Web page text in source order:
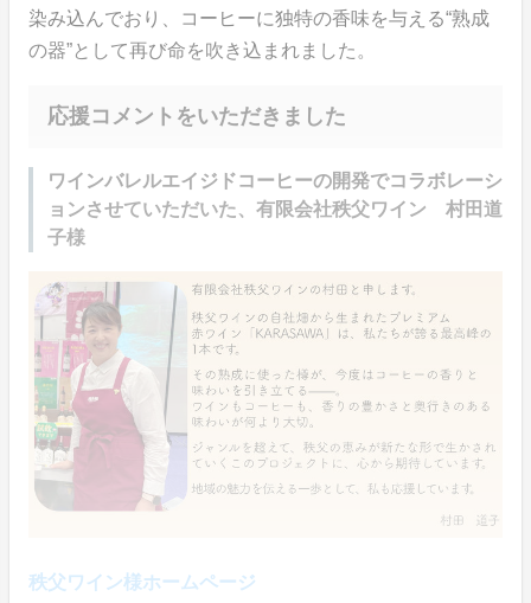
染み込んでおり、コーヒーに独特の香味を与える“熟成
の器”として再び命を吹き込まれました。
応援コメントをいただきました
ワインバレルエイジドコーヒーの開発でコラボレーシ
ョンさせていただいた、有限会社秩父ワイン 村田道
子様
秩父ワイン様ホームページ